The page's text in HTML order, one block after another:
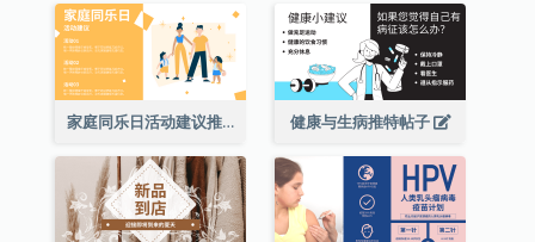
家庭同乐日活动建议推特帖子 健康与生病推特帖子